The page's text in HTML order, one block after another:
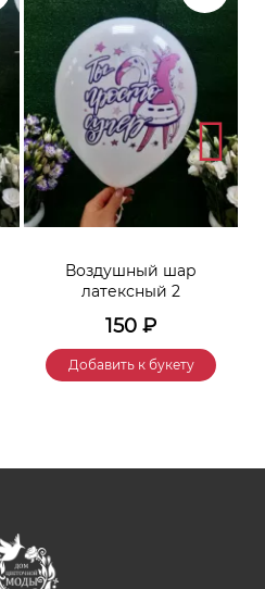
Воздушный шар
латексный 2
150 ₽
Добавить к букету